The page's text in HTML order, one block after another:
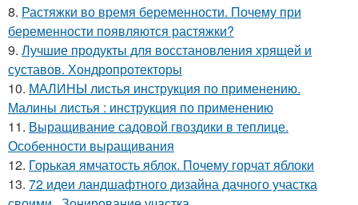
8. Растяжки во время беременности. Почему при
беременности появляются растяжки?
9. Лучшие продукты для восстановления хрящей и
суставов. Хондропротекторы
10. МАЛИНЫ листья инструкция по применению.
Малины листья : инструкция по применению
11. Выращивание садовой гвоздики в теплице.
Особенности выращивания
12. Горькая ямчатость яблок. Почему горчат яблоки
13. 72 идеи ландшафтного дизайна дачного участка